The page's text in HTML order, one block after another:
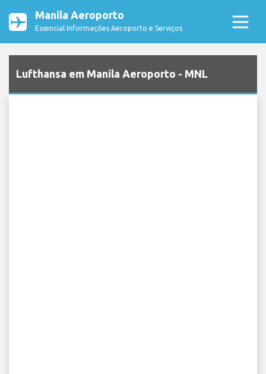
Manila Aeroporto
Essencial Informações Aeroporto e Serviços
Lufthansa em Manila Aeroporto - MNL